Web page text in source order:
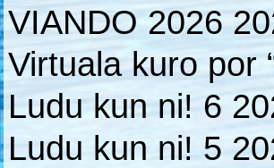
VIANDO 2026
Virtuala kuro por
Ludu kun ni! 6
Ludu kun ni! 5